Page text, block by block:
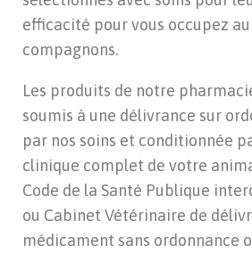
efficacité pour vous occupez
compagnons.
Les produits de notre
soumis à une délivrance sur
par nos soins et conditionnée
clinique complet de votre
Code de la Santé Publique
ou Cabinet Vétérinaire de
médicament sans ordonnance